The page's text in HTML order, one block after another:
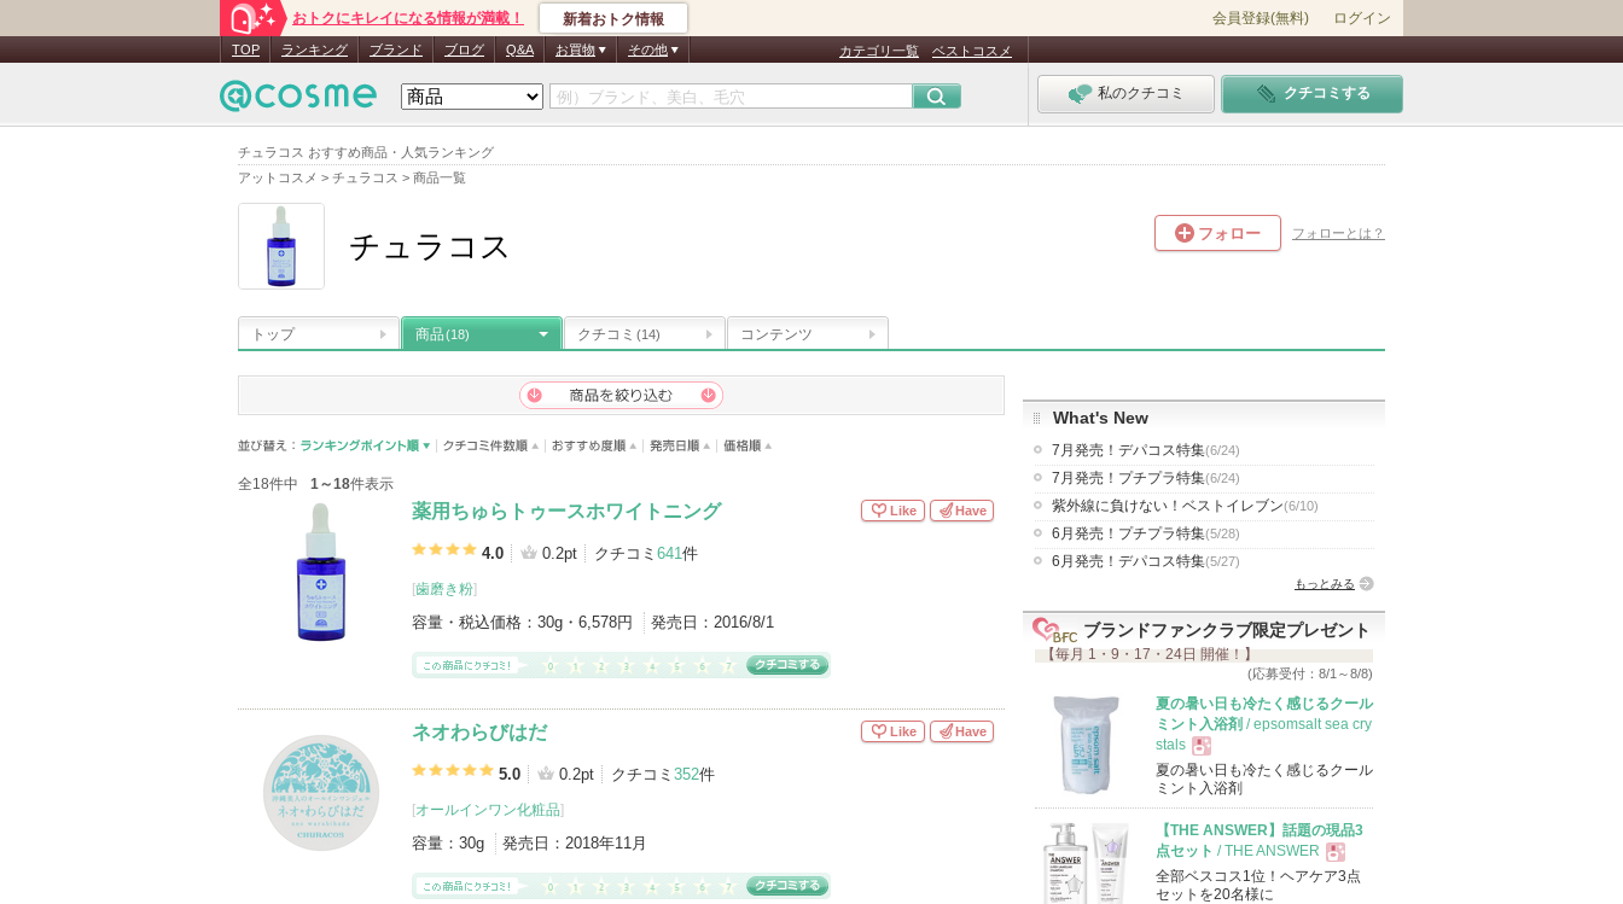
チュラコス おすすめ商品・人気ランキング
アットコスメ > チュラコス > 商品一覧
おトクにキレイになる情報が満載！ 新着おトク情報 会員登録(無料) ログイン
TOP ランキング ブランド ブログ Q&A お買物 その他 カテゴリ一覧 ベストコスメ
私のクチコミ クチコミする
チュラコス フォロー フォローとは？
トップ 商品(18) クチコミ (14) コンテンツ
全18件中 1～18件表示
薬用ちゅらトゥースホワイトニング
4.0 0.2pt クチコミ 641件
[歯磨き粉]
容量・税込価格： 30g・6,578円 発売日： 2016/8/1
Like Have
ネオわらびはだ
5.0 0.2pt クチコミ 352件
[オールインワン化粧品]
容量： 30g 発売日： 2018年11月
Like Have
What's New
7月発売！デパコス特集(6/24)
7月発売！プチプラ特集(6/24)
紫外線に負けない！ベストイレブン(6/10)
6月発売！プチプラ特集(5/28)
6月発売！デパコス特集(5/27)
もっとみる
ブランドファンクラブ限定プレゼント
【毎月 1・9・17・24日 開催！】
(応募受付：8/1～8/8)
夏の暑い日も冷たく感じるクール
ミント入浴剤 / epsomsalt sea cry
stals
現
品
夏の暑い日も冷たく感じるクール
ミント入浴剤
【THE ANSWER】話題の現品3
点セット / THE ANSWER
現
全部ベスコス1位！ヘアケア3点
セットを20名様に